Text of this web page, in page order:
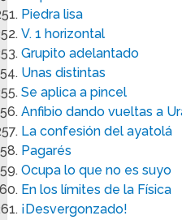
Piedra lisa
V. 1 horizontal
Grupito adelantado
Unas distintas
Se aplica a pincel
Anfibio dando vueltas a
La confesión del ayatolá
Pagarés
Ocupa lo que no es suyo
En los límites de la Física
¡Desvergonzado!